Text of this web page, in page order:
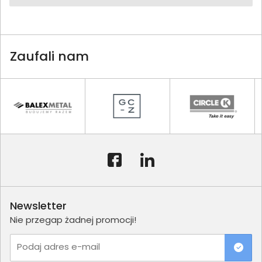
Zaufali nam
Newsletter
Nie przegap żadnej promocji!
Podaj adres e-mail